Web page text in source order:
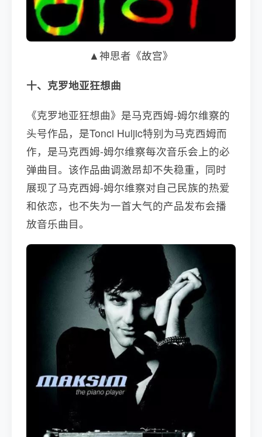
▲神思者《故宫》
十、克罗地亚狂想曲
《克罗地亚狂想曲》是马克西姆-姆尔维察的
头号作品，是Tonci Huljic特别为马克西姆而
作，是马克西姆-姆尔维察每次音乐会上的必
弹曲目。该作品曲调激昂却不失稳重，同时
展现了马克西姆-姆尔维察对自己民族的热爱
和依恋，也不失为一首大气的产品发布会播
放音乐曲目。